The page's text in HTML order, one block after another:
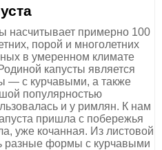
насчитывает примерно 100
порой и многолетних
в умеренном климате
капусты является
— с курчавыми, а также
популярностью
и у римлян. К нам
пришла с побережья
уже кочанная. Из листовой
разные формы с курчавыми